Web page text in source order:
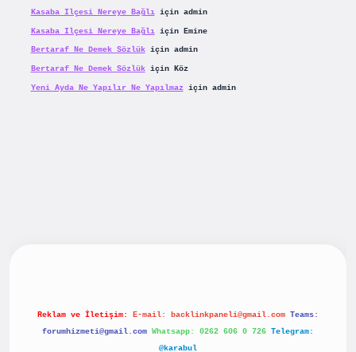
Kasaba Ilçesi Nereye Bağlıiçin admin
Kasaba Ilçesi Nereye Bağlıiçin Emine
Bertaraf Ne Demek Sözlükiçin admin
Bertaraf Ne Demek Sözlükiçin Köz
Yeni Ayda Ne Yapılır Ne Yapılmaziçin admin
Reklam ve İletişim: E-mail: backlinkpaneli@gmail.com Teams:
forumhizmeti@gmail.com Whatsapp: 0262 606 0 726 Telegram:
@karabul